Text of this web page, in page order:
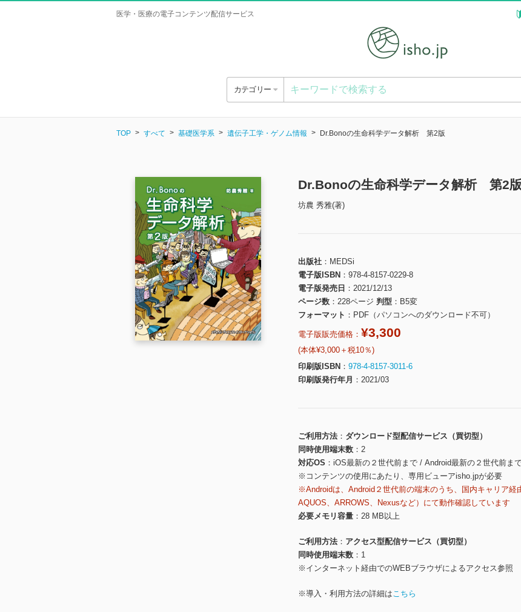
医学・医療の電子コンテンツ配信サービス
カテゴリー
TOP すべて 基礎医学系 遺伝子工学・ゲノム情報 Dr.Bonoの生命科学データ解析 第2版
Dr.Bonoの生命科学データ解析 第2版
坊農 秀雅(著)
出版社
MEDSi
電子版ISBN
978-4-8157-0229-8
電子版発売日
2021/12/13
ページ数
228ページ 判型
B5変
フォーマット
PDF（パソコンへのダウンロード不可）
電子版販売価格： ¥3,300
(本体¥3,000＋税10％)
印刷版ISBN
978-4-8157-3011-6
印刷版発行年月
2021/03
ご利用方法
ダウンロード型配信サービス（買切型）
同時使用端末数
2
対応OS
iOS最新の２世代前まで / Android最新の２世代前ま
※コンテンツの使用にあたり、専用ビューアisho.jpが必要
※Androidは、Android２世代前の端末のうち、国内キャリア経
AQUOS、ARROWS、Nexusなど）にて動作確認しています
必要メモリ容量
28 MB以上
ご利用方法
アクセス型配信サービス（買切型）
同時使用端末数
1
※インターネット経由でのWEBブラウザによるアクセス参照
※導入・利用方法の詳細はこちら